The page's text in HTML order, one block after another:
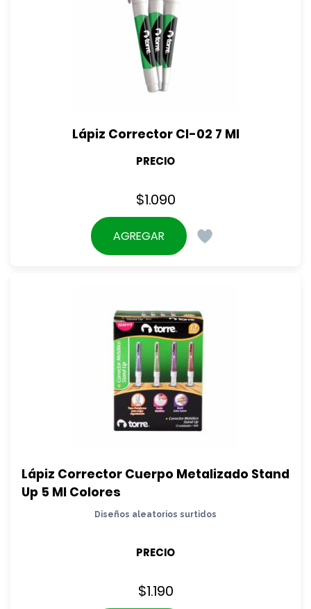
Lápiz Corrector Cl-02 7 Ml
PRECIO
$1.090
AGREGAR
Lápiz Corrector Cuerpo Metalizado Stand
Up 5 Ml Colores
Diseños aleatorios surtidos
PRECIO
$1.190